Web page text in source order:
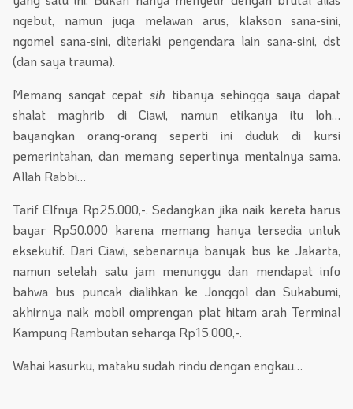
ngebut, namun juga melawan arus, klakson sana-sini,
ngomel sana-sini, diteriaki pengendara lain sana-sini, dst
(dan saya trauma).
Memang sangat cepat sih tibanya sehingga saya dapat
shalat maghrib di Ciawi, namun etikanya itu loh…
bayangkan orang-orang seperti ini duduk di kursi
pemerintahan, dan memang sepertinya mentalnya sama.
Allah Rabbi…
Tarif Elfnya Rp25.000,-. Sedangkan jika naik kereta harus
bayar Rp50.000 karena memang hanya tersedia untuk
eksekutif. Dari Ciawi, sebenarnya banyak bus ke Jakarta,
namun setelah satu jam menunggu dan mendapat info
bahwa bus puncak dialihkan ke Jonggol dan Sukabumi,
akhirnya naik mobil omprengan plat hitam arah Terminal
Kampung Rambutan seharga Rp15.000,-.
Wahai kasurku, mataku sudah rindu dengan engkau…